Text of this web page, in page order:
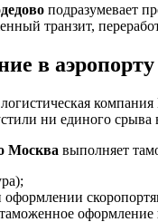
подразумевает
транзит,
в
ни единого
Москва выполняет
оформление